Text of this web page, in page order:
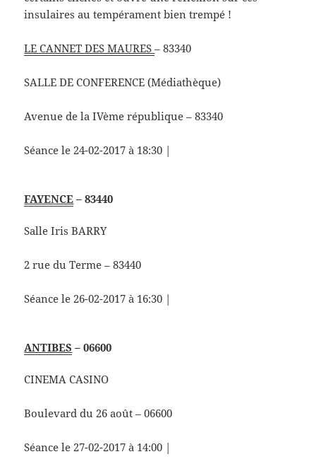
insulaires au tempérament bien trempé !
LE CANNET DES MAURES– 83340
SALLE DE CONFERENCE (Médiathèque)
Avenue de la IVème république – 83340
Séance le 24-02-2017 à 18:30 |
FAYENCE – 83440
Salle Iris BARRY
2 rue du Terme – 83440
Séance le 26-02-2017 à 16:30 |
ANTIBES – 06600
CINEMA CASINO
Boulevard du 26 août – 06600
Séance le 27-02-2017 à 14:00 |